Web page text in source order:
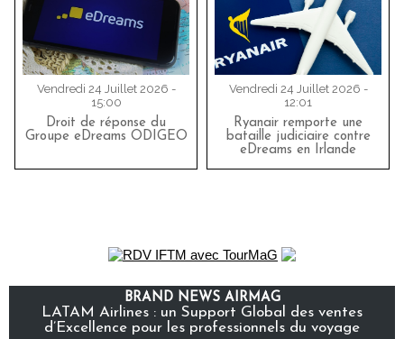
Vendredi 24 Juillet 2026 -
15:00
Droit de réponse du
Groupe eDreams ODIGEO
Vendredi 24 Juillet 2026 -
12:01
Ryanair remporte une
bataille judiciaire contre
eDreams en Irlande
BRAND NEWS AIRMAG
LATAM Airlines : un Support Global des ventes
d’Excellence pour les professionnels du voyage